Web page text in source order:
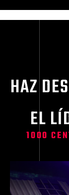
HAZ
EL
1000